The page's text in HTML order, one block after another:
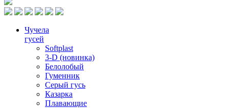
Чучела
гусей
Softplast
3-D (новинка)
Белолобый
Гуменник
Серый гусь
Казарка
Плавающие